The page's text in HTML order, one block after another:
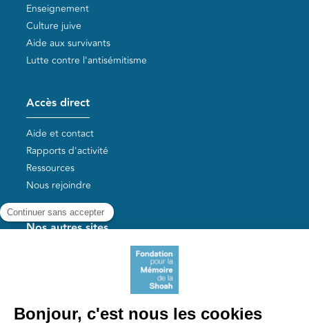
Enseignement
Culture juive
Aide aux survivants
Lutte contre l'antisémitisme
Accès direct
Aide et contact
Rapports d'activité
Ressources
Nous rejoindre
Nos autres sites
Aide aux survivants de la Shoah
Liens utiles